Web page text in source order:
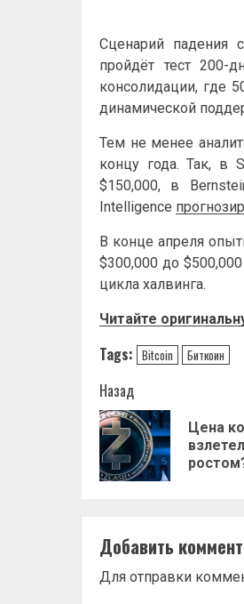
Сценарий падения
пройдёт тест 200-
консолидации, где
динамической
Тем не менее
концу года. Так, в
$150,000, в
Intelligence
В конце апреля
$300,000 до
цикла халвинга.
Читайте
Tags: Bitcoin Биткоин
Навигация
записи
Назад
Цена
Добавить
Для отправки